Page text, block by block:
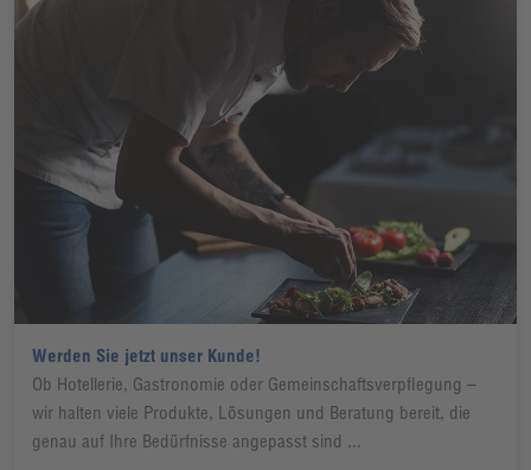
Werden Sie jetzt unser Kunde!
Ob Hotellerie, Gastronomie oder Gemeinschaftsverpflegung –
wir halten viele Produkte, Lösungen und Beratung bereit, die
genau auf Ihre Bedürfnisse angepasst sind ...